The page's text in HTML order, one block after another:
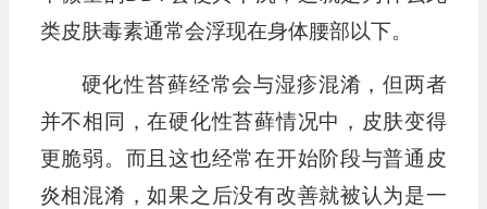
类皮肤毒素通常会浮现在身体腰部以下。
硬化性苔藓经常会与湿疹混淆，但两者
并不相同，在硬化性苔藓情况中，皮肤变得
更脆弱。而且这也经常在开始阶段与普通皮
炎相混淆，如果之后没有改善就被认为是一